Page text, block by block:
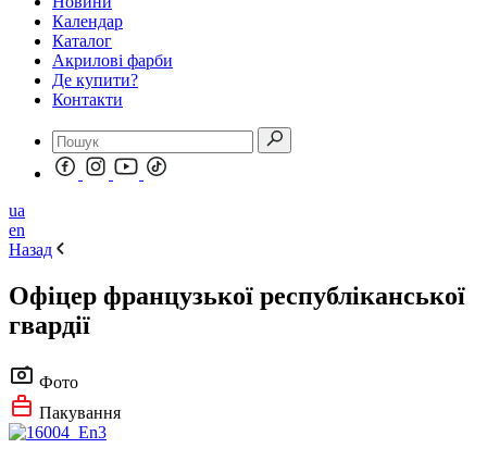
Календар
Каталог
Акрилові фарби
Де купити?
Контакти
ua
en
Назад
Офіцер французької республіканської
гвардії
Фото
Пакування